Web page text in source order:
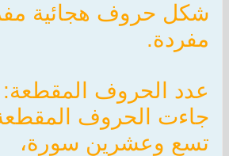
شكل حروف هجائية
مفردة.
عدد الحروف المقطعة:
جاءت الحروف
تسع وعشرين سورة،